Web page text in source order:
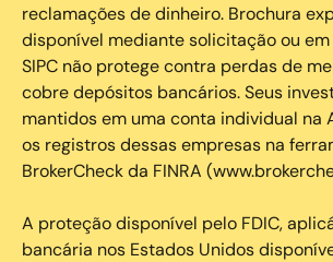
reclamações de dinheiro. Brochura
disponível mediante solicitação ou em
SIPC não protege contra perdas de
cobre depósitos bancários. Seus
mantidos em uma conta individual na
os registros dessas empresas na
BrokerCheck da FINRA
A proteção disponível pelo FDIC,
bancária nos Estados Unidos